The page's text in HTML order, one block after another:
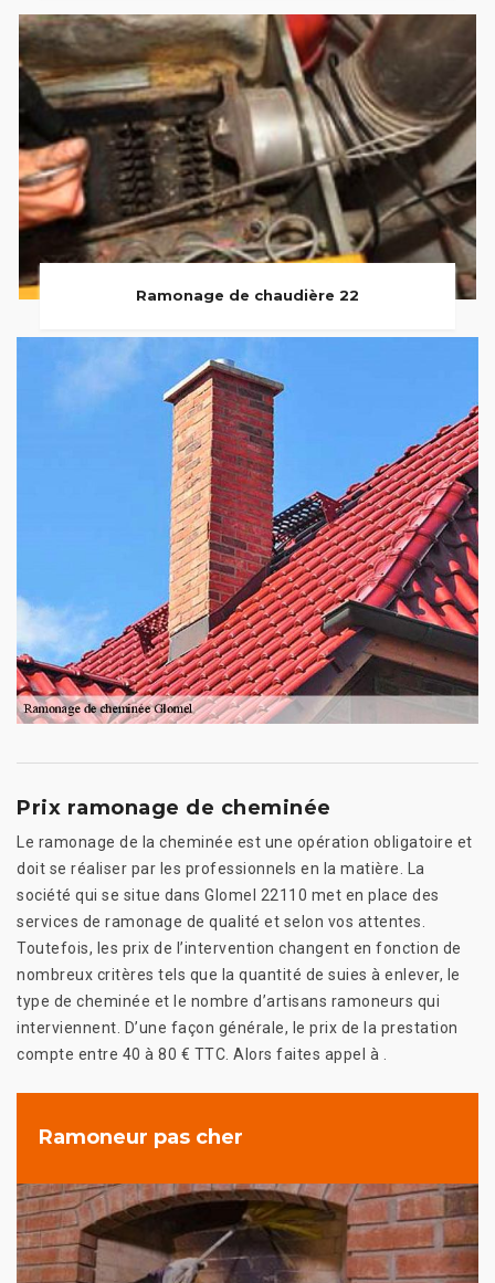
Ramonage de chaudière 22
Prix ramonage de cheminée
Le ramonage de la cheminée est une opération obligatoire et
doit se réaliser par les professionnels en la matière. La
société qui se situe dans Glomel 22110 met en place des
services de ramonage de qualité et selon vos attentes.
Toutefois, les prix de l’intervention changent en fonction de
nombreux critères tels que la quantité de suies à enlever, le
type de cheminée et le nombre d’artisans ramoneurs qui
interviennent. D’une façon générale, le prix de la prestation
compte entre 40 à 80 € TTC. Alors faites appel à .
Ramoneur pas cher